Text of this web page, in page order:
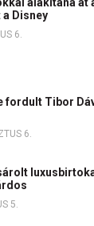
Disney
6.
fordult Tibor
6.
5.